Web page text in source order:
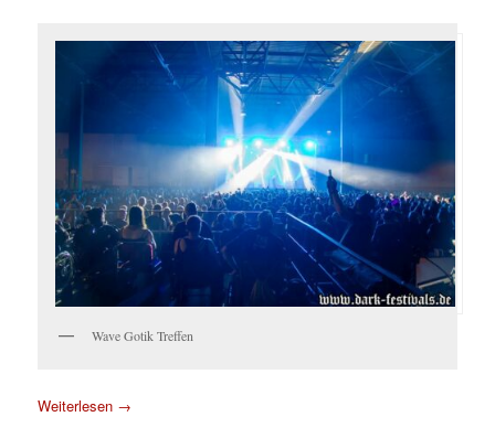
Wave Gotik Treffen
Weiterlesen →